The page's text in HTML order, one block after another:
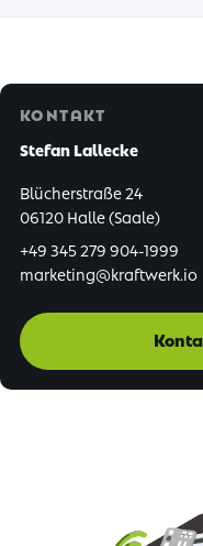
KONTAKT
Stefan Lallecke
Blücherstraße 24
06120 Halle (Saale)
+49 345 279 904-1999
marketing@kraftwerk.io